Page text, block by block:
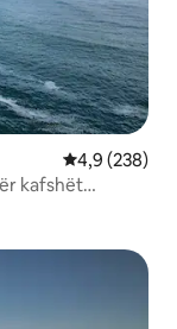
Vlerësimi
4,9 (238)
kafshët